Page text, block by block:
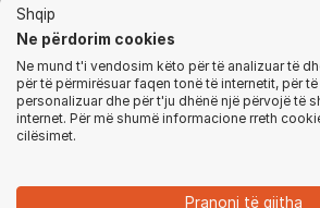
© Të gjitha të drejtat e
Shqip
Ne përdorim cookies
Ne mund t'i vendosim këto për të analizuar të
për të përmirësuar faqen tonë të internetit, për
personalizuar dhe për t'ju dhënë një përvojë të
internet. Për më shumë informacione rreth
cilësimet.
Pranoni të gjitha